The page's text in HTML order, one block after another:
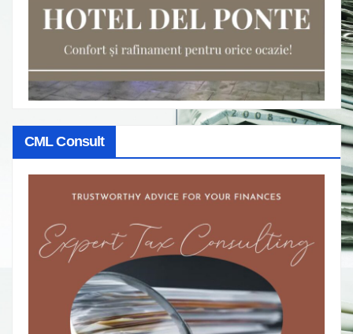
CML Consult